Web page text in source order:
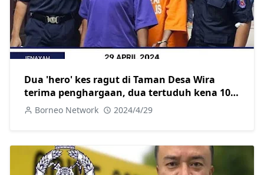
Dua 'hero' kes ragut di Taman Desa Wira
terima penghargaan, dua tertuduh kena 10
tahun penjara dan 10 sebatan
Borneo Network 2024/4/29